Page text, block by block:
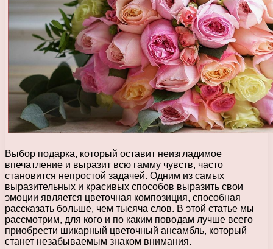
Выбор подарка, который оставит неизгладимое
впечатление и выразит всю гамму чувств, часто
становится непростой задачей. Одним из самых
выразительных и красивых способов выразить свои
эмоции является цветочная композиция, способная
рассказать больше, чем тысяча слов. В этой статье мы
рассмотрим, для кого и по каким поводам лучше всего
приобрести шикарный цветочный ансамбль, который
станет незабываемым знаком внимания.